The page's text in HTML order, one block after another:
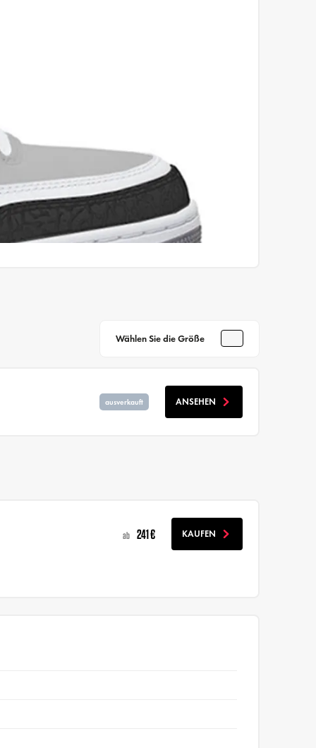
Wählen Sie die Größe
ausverkauft ANSEHEN
ab 241 € KAUFEN